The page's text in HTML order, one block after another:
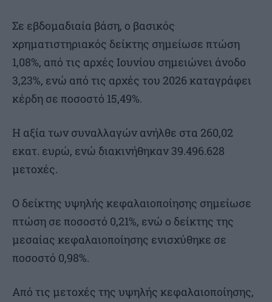
Σε εβδομαδιαία βάση, ο βασικός
χρηματιστηριακός δείκτης σημείωσε πτώση
1,08%, από τις αρχές Ιουνίου σημειώνει άνοδο
3,23%, ενώ από τις αρχές του 2026 καταγράφει
κέρδη σε ποσοστό 15,49%.
Η αξία των συναλλαγών ανήλθε στα 260,02
εκατ. ευρώ, ενώ διακινήθηκαν 39.496.628
μετοχές.
Ο δείκτης υψηλής κεφαλαιοποίησης σημείωσε
πτώση σε ποσοστό 0,21%, ενώ ο δείκτης της
μεσαίας κεφαλαιοποίησης ενισχύθηκε σε
ποσοστό 0,98%.
Από τις μετοχές της υψηλής κεφαλαιοποίησης,